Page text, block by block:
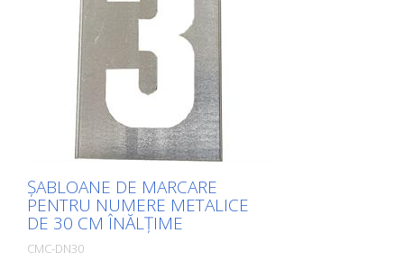
ȘABLOANE DE MARCARE
PENTRU NUMERE METALICE
DE 30 CM ÎNĂLȚIME
CMC-DN30